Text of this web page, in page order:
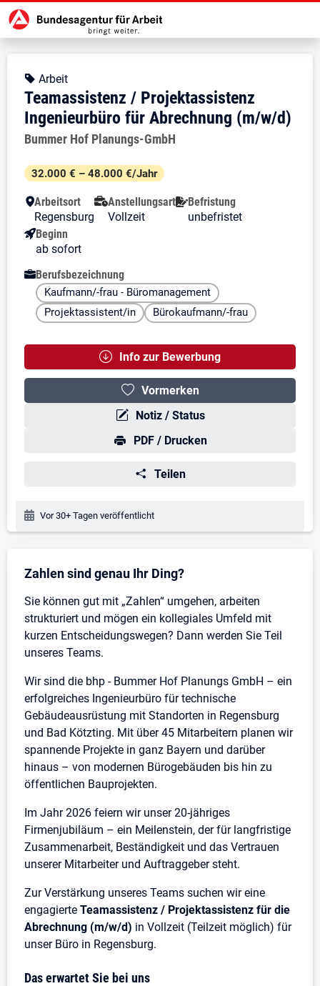
Zur Jobsuche Startseite
Stellendetails zu:
Teamassistenz /
Teamassistenz /
Kopfbereich
Angebotsart:
Arbeit
Teamassistenz / Projektassistenz
Ingenieurbüro für Abrechnung (m/w/d)
Arbeitgeber:
Bummer Hof Planungs-GmbH
Besondere Merkmale
32.000 € – 48.000 €/Jahr
Arbeitsort
Regensburg
Anstellungsart
Vollzeit
Befristung
unbefristet
Beginn
ab sofort
Berufsbezeichnung
Kaufmann/-frau - Büromanagement
Projektassistent/in
Bürokaufmann/-frau
Info zur Bewerbung
Vormerken
Notiz / Status
PDF / Drucken
Teilen
Veröffentlichungsdatum:
Vor 30+ Tagen veröffentlicht
Stellenbeschreibung
Zahlen sind genau Ihr Ding?
Sie können gut mit „Zahlen“ umgehen, arbeiten
strukturiert und mögen ein kollegiales Umfeld mit
kurzen Entscheidungswegen? Dann werden Sie Teil
unseres Teams.
Wir sind die bhp - Bummer Hof Planungs GmbH – ein
erfolgreiches Ingenieurbüro für technische
Gebäudeausrüstung mit Standorten in Regensburg
und Bad Kötzting. Mit über 45 Mitarbeitern planen wir
spannende Projekte in ganz Bayern und darüber
hinaus – von modernen Bürogebäuden bis hin zu
öffentlichen Bauprojekten.
Im Jahr 2026 feiern wir unser 20-jähriges
Firmenjubiläum – ein Meilenstein, der für langfristige
Zusammenarbeit, Beständigkeit und das Vertrauen
unserer Mitarbeiter und Auftraggeber steht.
Zur Verstärkung unseres Teams suchen wir eine
engagierte Teamassistenz / Projektassistenz für die
Abrechnung (m/w/d) in Vollzeit (Teilzeit möglich) für
unser Büro in Regensburg.
Das erwartet Sie bei uns